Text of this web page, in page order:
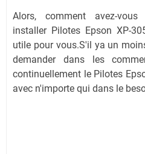
Alors, comment avez-
installer Pilotes Epson XP-
utile pour vous.S'il ya un
demander dans les
continuellement le Pilotes
avec n'importe qui dans le